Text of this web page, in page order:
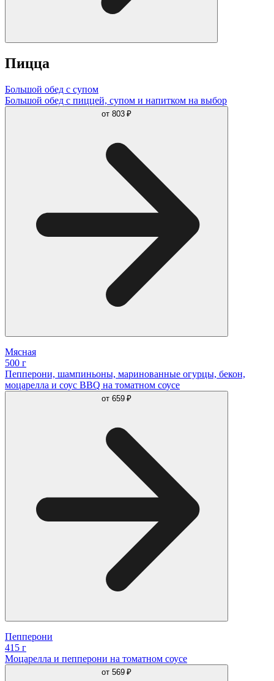
Пицца
Большой обед с супом
Большой обед с пиццей, супом и напитком на выбор
от 803 ₽
Мясная
500 г
Пепперони, шампиньоны, маринованные огурцы, бекон,
моцарелла и соус BBQ на томатном соусе
от 659 ₽
Пепперони
415 г
Моцарелла и пепперони на томатном соусе
от 569 ₽